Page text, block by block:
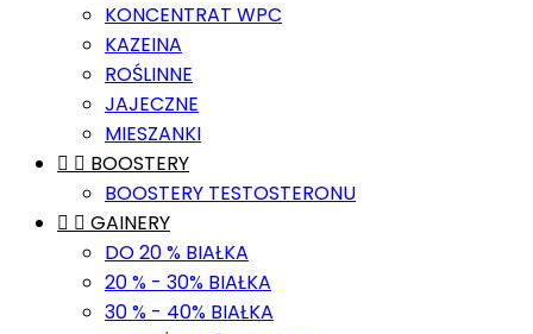
KONCENTRAT WPC
KAZEINA
ROŚLINNE
JAJECZNE
MIESZANKI
  BOOSTERY
BOOSTERY TESTOSTERONU
  GAINERY
DO 20 % BIAŁKA
20 % - 30% BIAŁKA
30 % - 40% BIAŁKA